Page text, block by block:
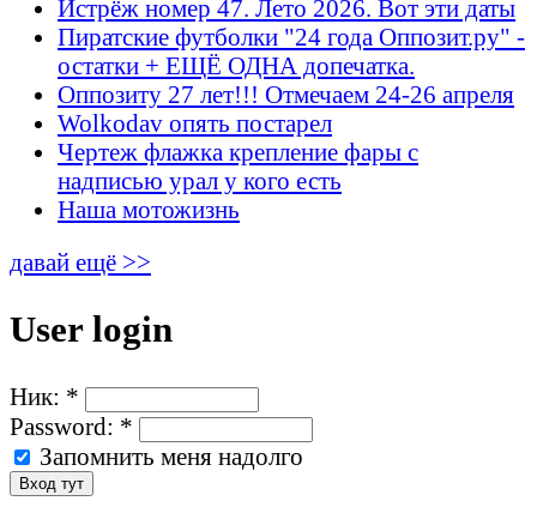
Истрёж номер 47. Лето 2026. Вот эти даты
Пиратские футболки "24 года Оппозит.ру" -
остатки + ЕЩЁ ОДНА допечатка.
Оппозиту 27 лет!!! Отмечаем 24-26 апреля
Wolkodav опять постарел
Чертеж флажка крепление фары с
надписью урал у кого есть
Наша мотожизнь
давай ещё >>
User login
Ник: *
Password: *
Запомнить меня надолго